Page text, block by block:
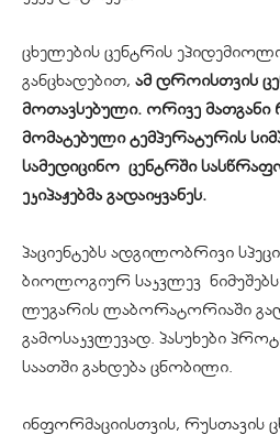
ცხელების ცენტრის
განცხადებით, ამ დროისთვის
მოთავსებული. ორივე მათგანი
მომატებული ტემპერატურის
სამედიცინო ცენტრში
ეკიპაჟებმა გადაიყვანეს.
პაციენტებს ადგილობრივი
ბიოლოგიურ საკვლევ
ლუგარის ლაბორატორიაში
გამოსაკვლევად. პასუხები
საათში გახდება ცნობილი.
ინფორმაციისთვის, რუსთავის